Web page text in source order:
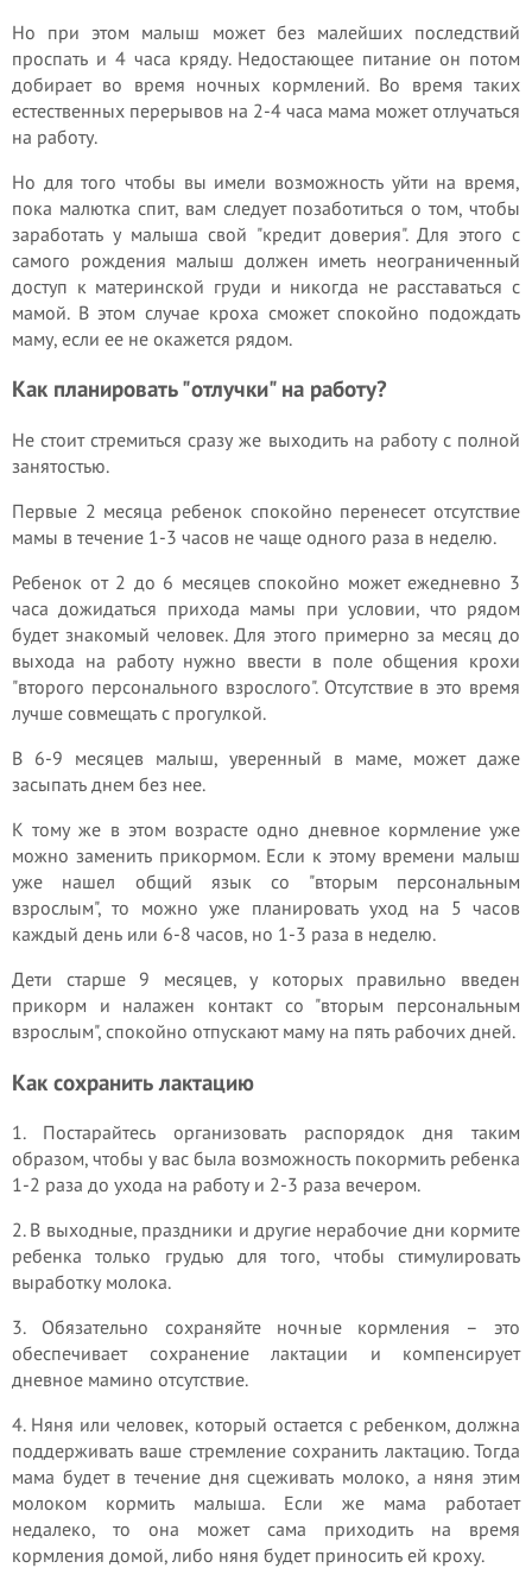
Но при этом малыш может без малейших последствий
проспать и 4 часа кряду. Недостающее питание он потом
добирает во время ночных кормлений. Во время таких
естественных перерывов на 2-4 часа мама может отлучаться
на работу.
Но для того чтобы вы имели возможность уйти на время,
пока малютка спит, вам следует позаботиться о том, чтобы
заработать у малыша свой "кредит доверия". Для этого с
самого рождения малыш должен иметь неограниченный
доступ к материнской груди и никогда не расставаться с
мамой. В этом случае кроха сможет спокойно подождать
маму, если ее не окажется рядом.
Как планировать "отлучки" на работу?
Не стоит стремиться сразу же выходить на работу с полной
занятостью.
Первые 2 месяца ребенок спокойно перенесет отсутствие
мамы в течение 1-3 часов не чаще одного раза в неделю.
Ребенок от 2 до 6 месяцев спокойно может ежедневно 3
часа дожидаться прихода мамы при условии, что рядом
будет знакомый человек. Для этого примерно за месяц до
выхода на работу нужно ввести в поле общения крохи
"второго персонального взрослого". Отсутствие в это время
лучше совмещать с прогулкой.
В 6-9 месяцев малыш, уверенный в маме, может даже
засыпать днем без нее.
К тому же в этом возрасте одно дневное кормление уже
можно заменить прикормом. Если к этому времени малыш
уже нашел общий язык со "вторым персональным
взрослым", то можно уже планировать уход на 5 часов
каждый день или 6-8 часов, но 1-3 раза в неделю.
Дети старше 9 месяцев, у которых правильно введен
прикорм и налажен контакт со "вторым персональным
взрослым", спокойно отпускают маму на пять рабочих дней.
Как сохранить лактацию
1. Постарайтесь организовать распорядок дня таким
образом, чтобы у вас была возможность покормить ребенка
1-2 раза до ухода на работу и 2-3 раза вечером.
2. В выходные, праздники и другие нерабочие дни кормите
ребенка только грудью для того, чтобы стимулировать
выработку молока.
3. Обязательно сохраняйте ночные кормления – это
обеспечивает сохранение лактации и компенсирует
дневное мамино отсутствие.
4. Няня или человек, который остается с ребенком, должна
поддерживать ваше стремление сохранить лактацию. Тогда
мама будет в течение дня сцеживать молоко, а няня этим
молоком кормить малыша. Если же мама работает
недалеко, то она может сама приходить на время
кормления домой, либо няня будет приносить ей кроху.